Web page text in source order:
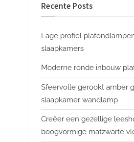
Recente Posts
Lage profiel
slaapkamers
Moderne ronde inbouw
Sfeervolle gerookt amber
slaapkamer wandlamp
Creëer een gezellige
boogvormige matzwarte